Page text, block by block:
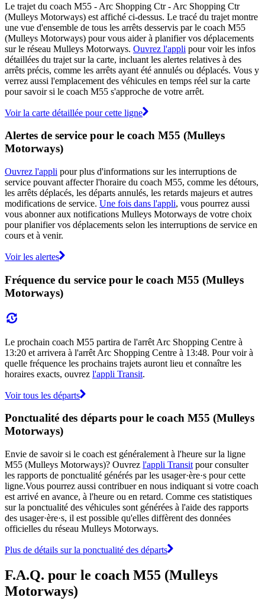
Le trajet du coach M55 - Arc Shopping Ctr - Arc Shopping Ctr
(Mulleys Motorways) est affiché ci-dessus. Le tracé du trajet montre
une vue d'ensemble de tous les arrêts desservis par le coach M55
(Mulleys Motorways) pour vous aider à planifier vos déplacements
sur le réseau Mulleys Motorways. Ouvrez l'appli pour voir les infos
détaillées du trajet sur la carte, incluant les alertes relatives à des
arrêts précis, comme les arrêts ayant été annulés ou déplacés. Vous y
verrez aussi l'emplacement des véhicules en temps réel sur la carte
pour savoir si le coach M55 s'approche de votre arrêt.
Voir la carte détaillée pour cette ligne
Alertes de service pour le coach M55 (Mulleys
Motorways)
Ouvrez l'appli pour plus d'informations sur les interruptions de
service pouvant affecter l'horaire du coach M55, comme les détours,
les arrêts déplacés, les départs annulés, les retards majeurs et autres
modifications de service. Une fois dans l'appli, vous pourrez aussi
vous abonner aux notifications Mulleys Motorways de votre choix
pour planifier vos déplacements selon les interruptions de service en
cours et à venir.
Voir les alertes
Fréquence du service pour le coach M55 (Mulleys
Motorways)
Le prochain coach M55 partira de l'arrêt Arc Shopping Centre à
13:20 et arrivera à l'arrêt Arc Shopping Centre à 13:48. Pour voir à
quelle fréquence les prochains trajets auront lieu et connaître les
horaires exacts, ouvrez l'appli Transit.
Voir tous les départs
Ponctualité des départs pour le coach M55 (Mulleys
Motorways)
Envie de savoir si le coach est généralement à l'heure sur la ligne
M55 (Mulleys Motorways)? Ouvrez l'appli Transit pour consulter
les rapports de ponctualité générés par les usager·ère·s pour cette
ligne.Vous pourrez aussi contribuer en nous indiquant si votre coach
est arrivé en avance, à l'heure ou en retard. Comme ces statistiques
sur la ponctualité des véhicules sont générées à l'aide des rapports
des usager·ère·s, il est possible qu'elles diffèrent des données
officielles du réseau Mulleys Motorways.
Plus de détails sur la ponctualité des départs
F.A.Q. pour le coach M55 (Mulleys
Motorways)